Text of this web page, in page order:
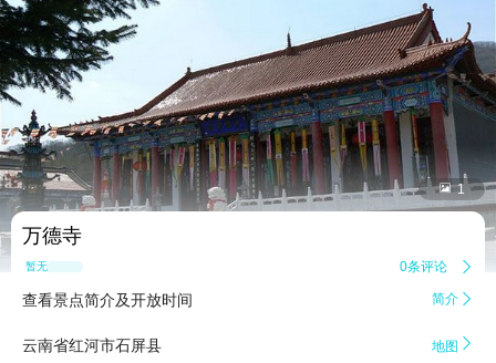
 1
万德寺
暂无点评 0条评论 
查看景点简介及开放时间 简介 
云南省红河市石屏县 地图 
